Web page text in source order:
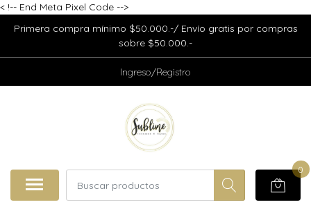
< !-- End Meta Pixel Code -->
Primera compra mínimo $50.000.-/ Envío gratis por compras
sobre $50.000.-
Ingreso/Registro
0